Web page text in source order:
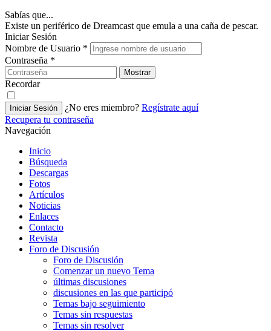
Sabías que...
Existe un periférico de Dreamcast que emula a una caña de pescar.
Iniciar Sesión
Nombre de Usuario *
Contraseña *
Mostrar
Recordar
Iniciar Sesión ¿No eres miembro? Regístrate aquí
Recupera tu contraseña
Navegación
Inicio
Búsqueda
Descargas
Fotos
Artículos
Noticias
Enlaces
Contacto
Revista
Foro de Discusión
Foro de Discusión
Comenzar un nuevo Tema
últimas discusiones
discusiones en las que participó
Temas bajo seguimiento
Temas sin respuestas
Temas sin resolver